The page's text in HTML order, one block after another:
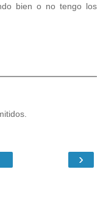
bien o no tengo los
›